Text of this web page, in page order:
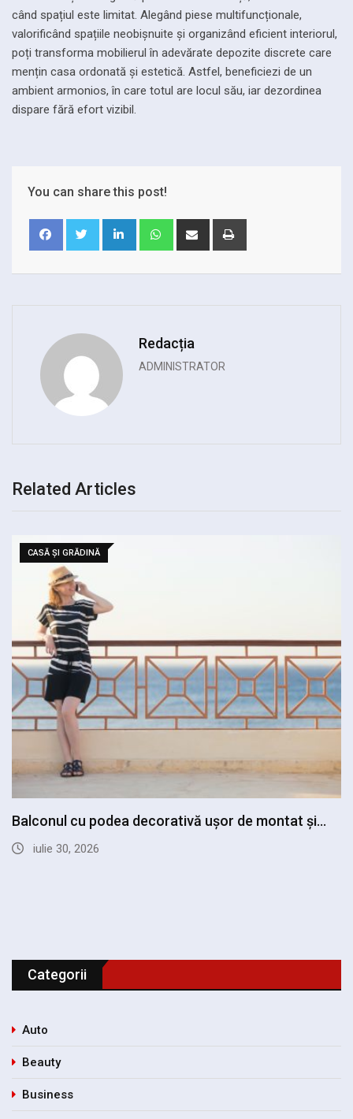
când spațiul este limitat. Alegând piese multifuncționale,
valorificând spațiile neobișnuite și organizând eficient interiorul,
poți transforma mobilierul în adevărate depozite discrete care
mențin casa ordonată și estetică. Astfel, beneficiezi de un
ambient armonios, în care totul are locul său, iar dezordinea
dispare fără efort vizibil.
You can share this post!
LinkedIn WhatsappShare
Redacția
ADMINISTRATOR
Related Articles
CASĂ ȘI GRĂDINĂ
Casa cu pervazuri decorate frumos: plante, cărți
și…
Categorii
Auto
Beauty
Business